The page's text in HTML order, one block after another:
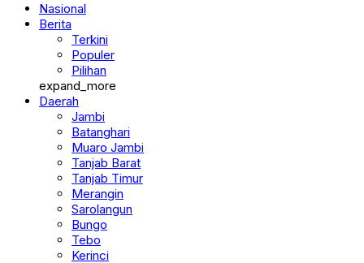
Nasional
Berita
Terkini
Populer
Pilihan
expand_more
Daerah
Jambi
Batanghari
Muaro Jambi
Tanjab Barat
Tanjab Timur
Merangin
Sarolangun
Bungo
Tebo
Kerinci